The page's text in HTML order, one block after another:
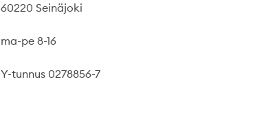
60220 Seinäjoki
ma-pe 8-16
Y-tunnus 0278856-7